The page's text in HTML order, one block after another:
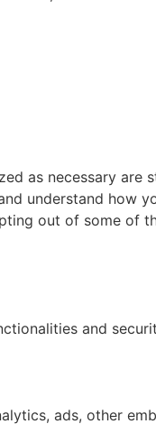
as necessary are
understand how
out of some of
and
ads, other